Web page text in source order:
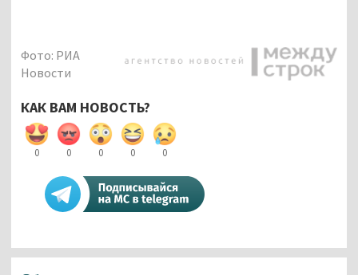
Фото: РИА
Новости
КАК ВАМ НОВОСТЬ?
0 0 0 0 0